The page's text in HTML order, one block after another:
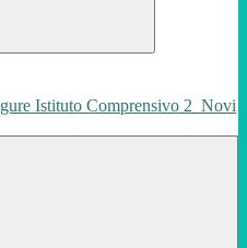
Istituto Comprensivo 2 Novi